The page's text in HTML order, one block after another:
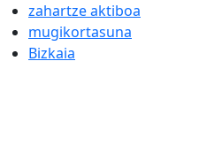
zahartze aktiboa
mugikortasuna
Bizkaia